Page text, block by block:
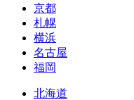
京都
札幌
横浜
名古屋
福岡
北海道